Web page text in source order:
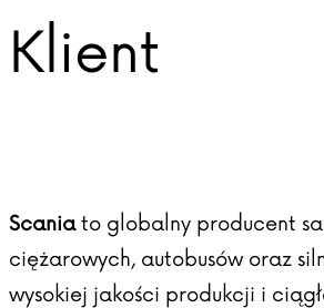
Klient
Scaniato globalny producent
ciężarowych, autobusów oraz
wysokiej jakości produkcji i